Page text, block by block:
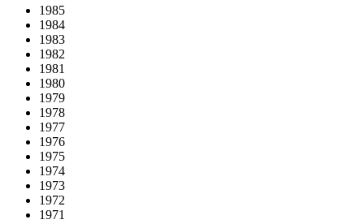
1985
1984
1983
1982
1981
1980
1979
1978
1977
1976
1975
1974
1973
1972
1971